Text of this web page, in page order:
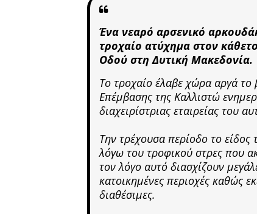
Ένα νεαρό αρσενικό
τροχαίο ατύχημα στον
Οδού στη Δυτική Μακεδονία.
Το τροχαίο έλαβε χώρα αργά
Επέμβασης της Καλλιστώ
διαχειρίστριας εταιρείας του
Την τρέχουσα περίοδο το
λόγω του τροφικού στρες που
τον λόγο αυτό διασχίζουν
κατοικημένες περιοχές καθώς
διαθέσιμες.